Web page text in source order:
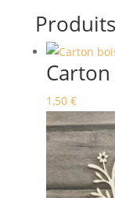
1,50 €